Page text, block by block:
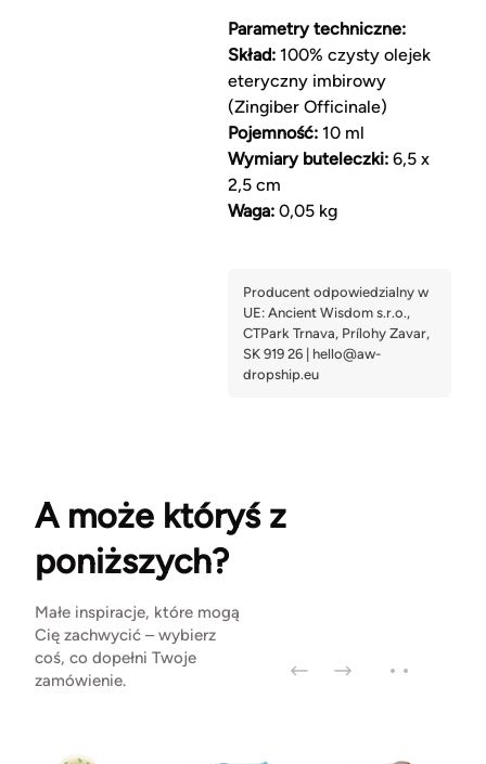
Parametry techniczne:
Skład:100% czysty olejek
eteryczny imbirowy
(Zingiber Officinale)
Pojemność:10 ml
Wymiary buteleczki:6,5 x
2,5 cm
Waga:0,05 kg
A może któryś z
poniższych?
Małe inspiracje, które mogą
Cię zachwycić – wybierz
coś, co dopełni Twoje
zamówienie.